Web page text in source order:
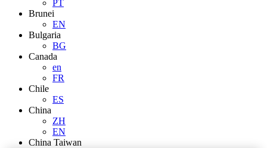
PT
Brunei
EN
Bulgaria
BG
Canada
en
FR
Chile
ES
China
ZH
EN
China Taiwan